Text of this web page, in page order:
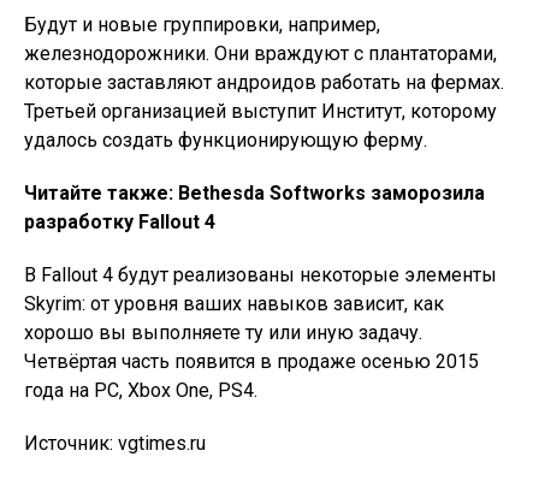
Будут и новые группировки, например,
железнодорожники. Они враждуют с плантаторами,
которые заставляют андроидов работать на фермах.
Третьей организацией выступит Институт, которому
удалось создать функционирующую ферму.
Читайте также: Bethesda Softworks заморозила
разработку Fallout 4
В Fallout 4 будут реализованы некоторые элементы
Skyrim: от уровня ваших навыков зависит, как
хорошо вы выполняете ту или иную задачу.
Четвёртая часть появится в продаже осенью 2015
года на PC, Xbox One, PS4.
Источник: vgtimes.ru